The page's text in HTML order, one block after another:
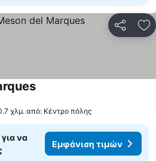
χλμ. από: Κέντρο πόλης
να
Εμφάνιση τιμών